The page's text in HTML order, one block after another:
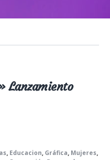
Lanzamiento
, Educacion, Gráfica, Mujeres,